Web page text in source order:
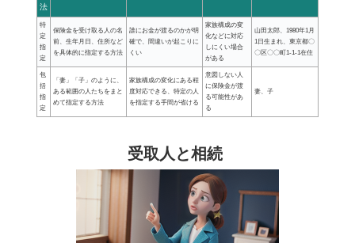
法
特
定
指
定
保険金を受け取る人の名
前、生年月日、住所など
を具体的に指定する方法
誰にお金が渡るのかが明
確で、間違いが起こりに
くい
家族構成の変
化などに対応
しにくい場合
がある
山田太郎、1980年1月
1日生まれ、東京都〇
〇区〇〇町1-1-1在住
包
括
指
定
「妻」「子」のように、
ある範囲の人たちをまと
めて指定する方法
家族構成の変化にある程
度対応できる、特定の人
を指定する手間が省ける
意図しない人
に保険金が渡
る可能性があ
る
妻、子
受取人と相続